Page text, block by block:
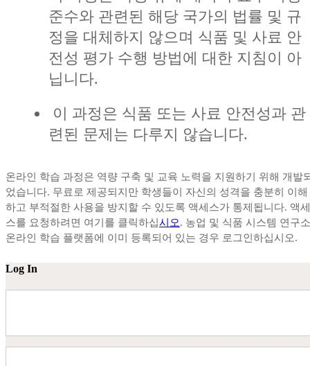
준수와 관련된 해당 국가의 법률 및 규
정을 대체하지 않으며 식품 및 사료 안
전성 평가 수행 방법에 대한 지침이 아
닙니다.
이 과정은 식품 또는 사료 안전성과 관
련된 문제는 다루지 않습니다.
온라인 학습 과정은 역량 구축 및 교육 노력을 지원하기 위해 개발
었습니다. 무료로 제공되지만 학생들이 자신의 성격을 충분히 이해
하고 부적절한 사용을 방지할 수 있도록 액세스가 통제됩니다. 액세
스를 요청하려면 여기를 클릭하십시오. 농업 및 식품 시스템 연구소
온라인 학습 플랫폼에 이미 등록되어 있는 경우 로그인하십시오.
Log In